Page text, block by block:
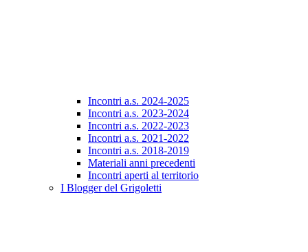
Incontri a.s. 2024-2025
Incontri a.s. 2023-2024
Incontri a.s. 2022-2023
Incontri a.s. 2021-2022
Incontri a.s. 2018-2019
Materiali anni precedenti
Incontri aperti al territorio
I Blogger del Grigoletti